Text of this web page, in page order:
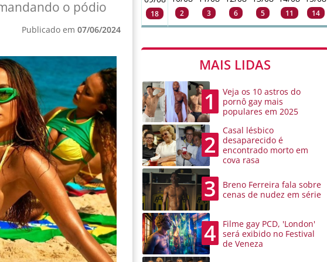
o pódio
Publicado em 07/06/2024
18 2 3 6 5 11 14
MAIS LIDAS
1
Veja os 10 astros do
pornô gay mais
populares em 2025
2
Casal lésbico
desaparecido é
encontrado morto em
cova rasa
3
Breno Ferreira fala sobre
cenas de nudez em série
4
Filme gay PCD, 'London'
será exibido no Festival
de Veneza